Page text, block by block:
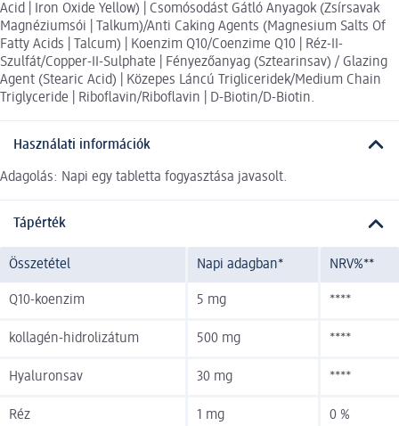
Acid | Iron Oxide Yellow) | Csomósodást Gátló Anyagok (Zsírsavak
Magnéziumsói | Talkum)/Anti Caking Agents (Magnesium Salts Of
Fatty Acids | Talcum) | Koenzim Q10/Coenzime Q10 | Réz-II-
Szulfát/Copper-II-Sulphate | Fényezőanyag (Sztearinsav) / Glazing
Agent (Stearic Acid) | Közepes Láncú Trigliceridek/Medium Chain
Triglyceride | Riboflavin/Riboflavin | D-Biotin/D-Biotin.
Használati információk
Adagolás: Napi egy tabletta fogyasztása javasolt.
Tápérték
Összetétel Napi adagban* NRV%**
Q10-koenzim 5 mg ****
kollagén-hidrolizátum 500 mg ****
Hyaluronsav 30 mg ****
Réz 1 mg 0 %